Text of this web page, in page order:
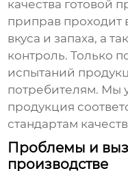
качества готовой
приправ проходит
вкуса и запаха, а
контроль. Только
испытаний
потребителям. Мы
продукция
стандартам
Проблемы и
производстве